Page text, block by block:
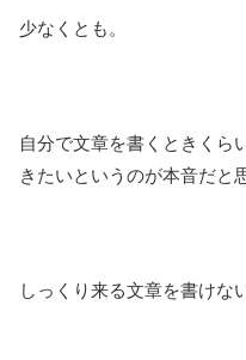
少なくとも。
自分で文章を書くときくら
きたいというのが本音だと
しっくり来る文章を書けな